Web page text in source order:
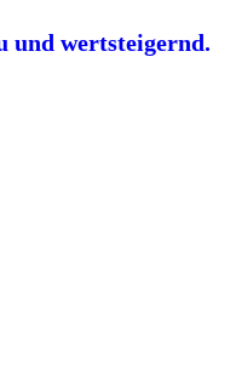
und wertsteigernd.